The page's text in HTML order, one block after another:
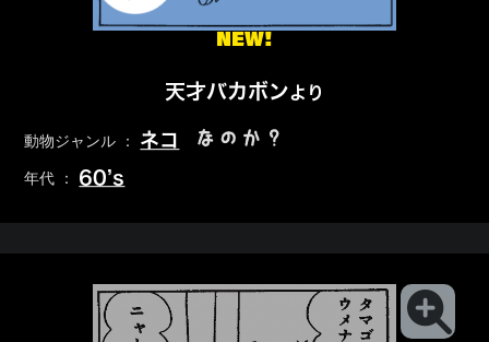
NEW!
天才バカボンより
動物ジャンル ： ネコ なのか？
年代 ： 60’s